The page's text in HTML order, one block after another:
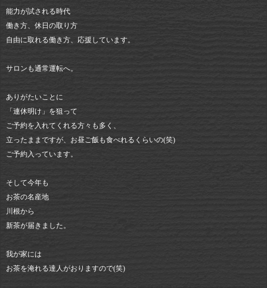
能力が試される時代
働き方、休日の取り方
自由に取れる働き方、応援しています。
サロンも通常運転へ。
ありがたいことに
「連休明け」を狙って
ご予約を入れてくれる方々も多く、
立ったままですが、お昼ご飯も食べれるくらいの(笑)
ご予約入っています。
そして今年も
お茶の名産地
川根から
新茶が届きました。
我が家には
お茶を淹れる達人がおりますので(笑)